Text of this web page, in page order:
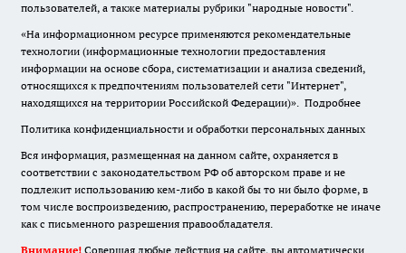
пользователей, а также материалы рубрики "народные новости".
«На информационном ресурсе применяются рекомендательные
технологии (информационные технологии предоставления
информации на основе сбора, систематизации и анализа сведений,
относящихся к предпочтениям пользователей сети "Интернет",
находящихся на территории Российской Федерации)». Подробнее
Политика конфиденциальности и обработки персональных данных
Вся информация, размещенная на данном сайте, охраняется в
соответствии с законодательством РФ об авторском праве и не
подлежит использованию кем-либо в какой бы то ни было форме, в
том числе воспроизведению, распространению, переработке не иначе
как с письменного разрешения правообладателя.
Внимание! Совершая любые действия на сайте, вы автоматически